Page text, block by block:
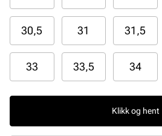
30,5 31 31,5
33 33,5 34
Klikk og hent